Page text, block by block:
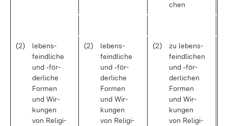
chen
(2)
le­bens­
feind­li­che
und ‑för­
der­li­che
For­men
und Wir­
kun­gen
von Re­li­gi­
(2)
le­bens­
feind­li­che
und ‑för­
der­li­che
For­men
und Wir­
kun­gen
von Re­li­gi­
(2)
zu le­bens­
feind­li­chen
und ‑för­
der­li­chen
For­men
und Wir­
kun­gen
von Re­li­gi­